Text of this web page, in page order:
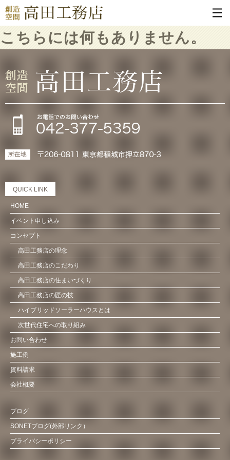
こちらには何もありません。
QUICK LINK
HOME
イベント申し込み
コンセプト
高田工務店の理念
高田工務店のこだわり
高田工務店の住まいづくり
高田工務店の匠の技
ハイブリッドソーラーハウスとは
次世代住宅への取り組み
お問い合わせ
施工例
資料請求
会社概要
ブログ
SONETブログ(外部リンク）
プライバシーポリシー